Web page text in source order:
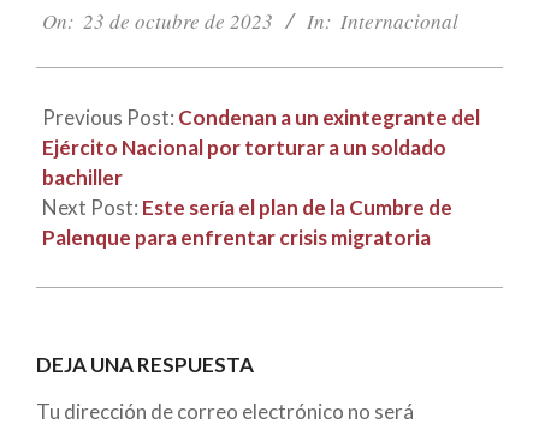
10-
On: 23 de octubre de 2023 In: Internacional
Previous Post: Condenan a un exintegrante del
Ejército Nacional por torturar a un soldado
bachiller
Next Post: Este sería el plan de la Cumbre de
Palenque para enfrentar crisis migratoria
DEJA UNA RESPUESTA
Tu dirección de correo electrónico no será